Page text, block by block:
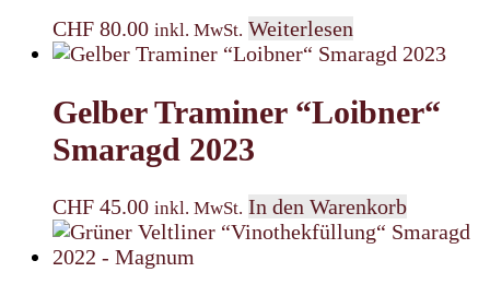
CHF 80.00 inkl. MwSt. Weiterlesen
Gelber Traminer “Loibner“
Smaragd 2023
CHF 45.00 inkl. MwSt. In den Warenkorb